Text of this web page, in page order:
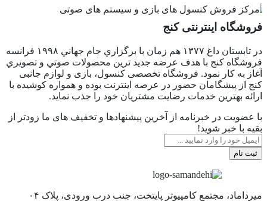
فروشگاه اینترنتی کنج
در تابستان داغ ١٣٧٧ هم زمان با برگزاري جام جهاني ١٩٩٨ فرانسه
فروشگاه كنج با هدف عرضه جديد ترين محصولات صوتي و تصويري
آغاز به كار نمود. فروشگاه تخصصی کنسول، بازی و لوازم جانبی
کنج از پیشگامان حضور در عرصه اینترنت بوده و همواره کوشیده با
ارائه بهترین خدمات رضایت مشتریان خود را جذب نماید.
با عضویت در خبرنامه از آخرین پیشنهادها و تخفیف های ما زودتر از
بقیه با خبر شوید!
ثبت نام
میرداماد، مجتمع کامپیوتر پایتخت، جنب درب ورودی، پلاک ۰۴